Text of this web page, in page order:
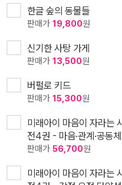
한글 숲의 동물들
판매가 19,800원
신기한 사탕 가게
판매가 13,500원
버펄로 키드
판매가 15,300원
미래아이 마음이 자라는
전4권 - 마음·관계·공동체
판매가 56,700원
미래아이 마음이 자라는